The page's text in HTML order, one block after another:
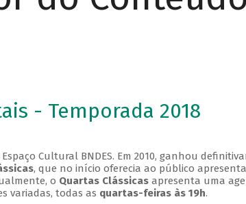
- Temporada 2018
Cultural BNDES. Em 2010, ganhou
, que no início oferecia ao público
o Quartas Clássicasapresenta uma
variadas, todas as quartas-feiras às 19h.